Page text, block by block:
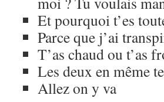
Et pourquoi t’es
Parce que j’ai
T’as chaud ou t’as
Les deux en même
Allez on y va